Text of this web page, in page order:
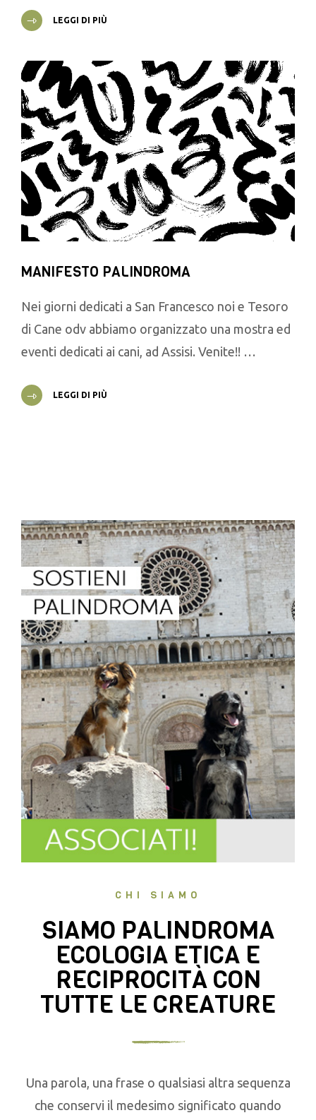
LEGGI DI PIÙ
MANIFESTO PALINDROMA
Nei giorni dedicati a San Francesco noi e Tesoro
di Cane odv abbiamo organizzato una mostra ed
eventi dedicati ai cani, ad Assisi. Venite!! …
LEGGI DI PIÙ
CHI SIAMO
SIAMO PALINDROMA
ECOLOGIA ETICA E
RECIPROCITÀ CON
TUTTE LE CREATURE
Una parola, una frase o qualsiasi altra sequenza
che conservi il medesimo significato quando